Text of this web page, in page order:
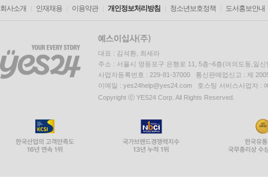
회사소개 인재채용 이용약관 개인정보처리방침 청소년보호정책 도서홍보안내
대표 : 김석환, 최세라
주소 : 서울시 영등포구 은행로 11, 5층~6층(여의도동,일신
사업자등록번호 : 229-81-37000 통신판매업신고 : 제
이메일 : yes24help@yes24.com 호스팅 서비스사업자 :
Copyright ⓒ YES24 Corp. All Rights Reserved.